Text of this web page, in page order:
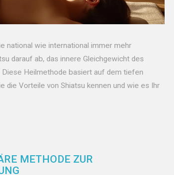
national wie international immer mehr
darauf ab, das innere Gleichgewicht des
Heilmethode basiert auf dem tiefen
die Vorteile von Shiatsu kennen und wie es Ihr
METHODE ZUR